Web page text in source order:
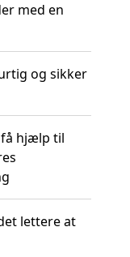
med en
og sikker
hjælp til
lettere at